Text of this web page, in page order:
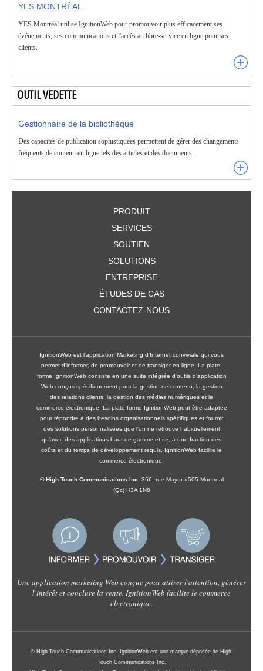
YES MONTRÉAL
YES Montréal utilise IgnitionWeb pour promouvoir plus efficacement ses
événements, ses communications et l'accès au libre-service en ligne pour ses
clients.
OUTIL VEDETTE
Gestionnaire de la bibliothèque
Des capacités de publication sophistiquées permettent de gérer des changements
fréquents de contenu en ligne tels des articles et des documents.
PRODUIT
SERVICES
SOUTIEN
SOLUTIONS
ENTREPRISE
ÉTUDES DE CAS
CONTACTEZ-NOUS
IgnitionWeb est l'application Marketing d'Internet conviviale qui vous
permet d'informer, de promouvoir et de transiger en ligne. La plate-
forme IgnitionWeb consiste en une suite intégrée d'outils d'application
Web conçus spécifiquement pour la gestion de contenu, la gestion
des relations clients, la gestion des médias numériques et le
commerce électronique. La plate-forme IgnitionWeb peut être adaptée
pour répondre à des besoins organisationnels spécifiques et fournir
des solutions personnalisées que l'on ne retrouve habituellement
qu'avec des applications haut de gamme et ce, à une fraction des
coûts et du temps de développement requis. IgnitionWeb facilite le
commerce électronique.
© High-Touch Communications Inc.
366, rue Mayor #505 Montreal
(Qc) H3A 1N8
Une application marketing Web conçue pour attirer l'attention, générer
l'intérêt et conclure la vente. IgnitionWeb facilite le commerce
électronique.
© High-Touch Communications Inc. IgnitionWeb est une marque déposée de High-
Touch Communications Inc.